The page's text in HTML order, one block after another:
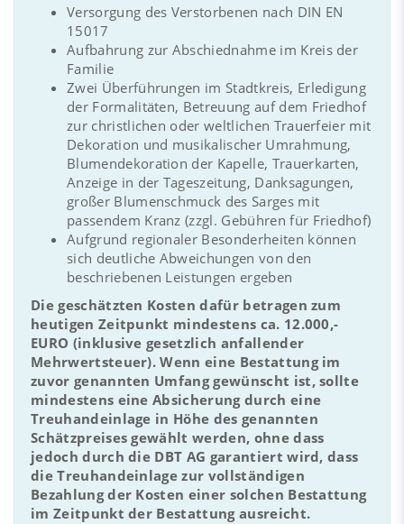
Versorgung des Verstorbenen nach DIN EN
15017
Aufbahrung zur Abschiednahme im Kreis der
Familie
Zwei Überführungen im Stadtkreis, Erledigung
der Formalitäten, Betreuung auf dem Friedhof
zur christlichen oder weltlichen Trauerfeier mit
Dekoration und musikalischer Umrahmung,
Blumendekoration der Kapelle, Trauerkarten,
Anzeige in der Tageszeitung, Danksagungen,
großer Blumenschmuck des Sarges mit
passendem Kranz (zzgl. Gebühren für Friedhof)
Aufgrund regionaler Besonderheiten können
sich deutliche Abweichungen von den
beschriebenen Leistungen ergeben
Die geschätzten Kosten dafür betragen zum
heutigen Zeitpunkt mindestens ca. 12.000,-
EURO (inklusive gesetzlich anfallender
Mehrwertsteuer). Wenn eine Bestattung im
zuvor genannten Umfang gewünscht ist, sollte
mindestens eine Absicherung durch eine
Treuhandeinlage in Höhe des genannten
Schätzpreises gewählt werden, ohne dass
jedoch durch die DBT AG garantiert wird, dass
die Treuhandeinlage zur vollständigen
Bezahlung der Kosten einer solchen Bestattung
im Zeitpunkt der Bestattung ausreicht.